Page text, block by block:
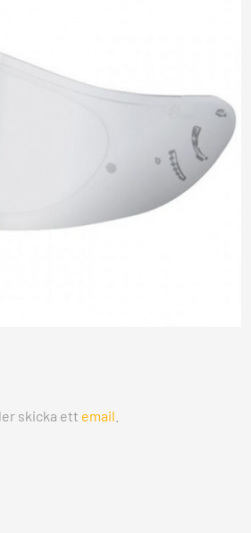
skicka ett email